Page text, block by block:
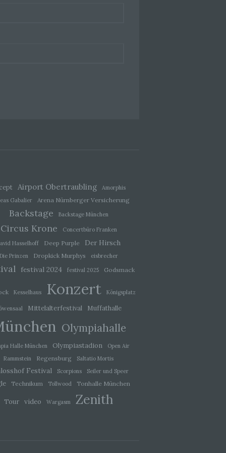
Airport Obertraubling
Amorphis
Gabalier
Arena Nürnberger Versicherung
Backstage Backstage München
Circus Krone
Concertbüro Franken
Hasselhoff
Deep Purple Der Hirsch
Die Prinzen Dropkick Murphys eisbrecher
festival 2024 festival 2025 Godsmack
Kesselhaus Konzert Königsplatz
Mittelalterfestival Muffathalle
Olympiahalle
Halle München Olympiastadion
Open Air
Rammstein
Regensburg Saltatio Mortis
Festival Scorpions Seiler und Speer
Technikum Tollwood Tonhalle München
Tour video Wargasm Zenith